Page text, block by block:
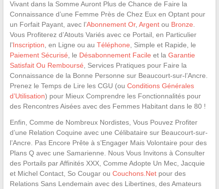
Vivant dans la Somme Auront Plus de Chance de Faire la
Connaissance d’une Femme Près de Chez Eux en Optant pour
un Forfait Payant, avec l’Abonnement Or, Argentou Bronze
Vous Profiterez d’Atouts Variés avec ce Portail, en Particulier
l’Inscription , en Ligne ou au Téléphone , Simple et Rapide, le
Paiement Sécurisé , le Désabonnement Facile et la Garantie
Satisfait Ou Remboursé , Services Pratiques pour Faire la
Connaissance de la Bonne Personne sur Beaucourt-sur-l’Ancre.
Prenez le Temps de Lire les CGU (ou Conditions Générales
d’Utilisation) pour Mieux Comprendre les Fonctionnalités pour
des Rencontres Aisées avec des Femmes Habitant dans le 80 !
Enfin, Comme de Nombreux Nordistes, Vous Pouvez Profiter
d’une Relation Coquine avec une Célibataire sur Beaucourt-sur-
l’Ancre. Pas Encore Prête à s’Engager Mais Volontaire pour des
Plans Q avec une Samarienne. Nous Vous Invitons à Consulter
des Portails par Affinités XXX, Comme Adopte Un Mec, Jacquie
et Michel Contact, So Cougar ou Couchons.Netpour des
Relations Sans Lendemain avec des Libertines, des Amateurs